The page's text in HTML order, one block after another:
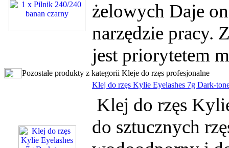
żelowych Daje
narzędzie pracy.
jest priorytetem
Pozostałe produkty z kategorii Kleje do rzęs profesjonalne
Klej do rzęs Kylie Eyelashes 7g Dark-
Klej do rzęs
do sztucznych